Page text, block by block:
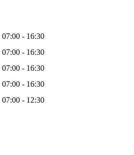
07:00 - 16:30
07:00 - 16:30
07:00 - 16:30
07:00 - 16:30
07:00 - 12:30